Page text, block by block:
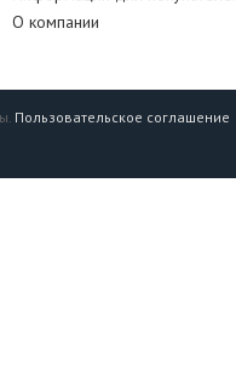
О компании
Пользовательское соглашение